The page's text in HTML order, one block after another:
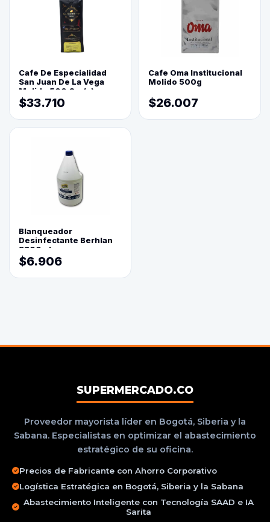
Cafe De Especialidad
San Juan De La Vega
Molido 500 Grs(=)
$33.710
Cafe Oma Institucional
Molido 500g
$26.007
Blanqueador
Desinfectante Berhlan
3800ml
$6.906
SUPERMERCADO.CO
Proveedor mayorista líder en Bogotá, Siberia y la
Sabana. Especialistas en optimizar el abastecimiento
estratégico de su oficina.
Precios de Fabricante con Ahorro Corporativo
Logística Estratégica en Bogotá, Siberia y la Sabana
Abastecimiento Inteligente con Tecnología SAAD e IA
Sarita